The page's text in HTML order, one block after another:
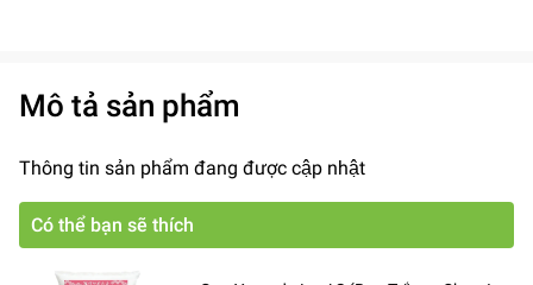
Mô tả sản phẩm
Thông tin sản phẩm đang được cập nhật
Có thể bạn sẽ thích